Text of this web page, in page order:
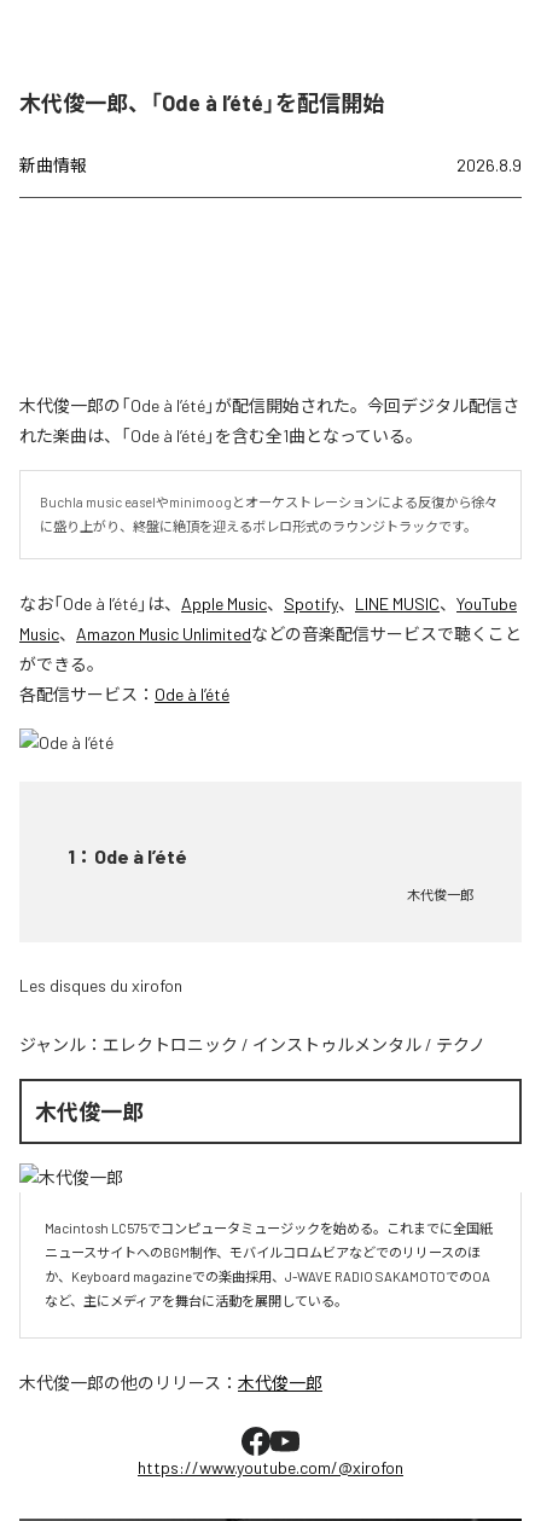
木代俊一郎、「Ode à l’été」を配信開始
新曲情報 2026.8.9
木代俊一郎の「Ode à l’été」が配信開始された。今回デジタル配信さ
れた楽曲は、「Ode à l’été」を含む全1曲となっている。
Buchla music easelやminimoogとオーケストレーションによる反復から徐々
に盛り上がり、終盤に絶頂を迎えるボレロ形式のラウンジトラックです。
なお「Ode à l’été」は、 Apple Music、 Spotify、 LINE MUSIC、 YouTube
Music、 Amazon Music Unlimitedなどの音楽配信サービスで聴くこと
ができる。
各配信サービス： Ode à l’été
1 ： Ode à l’été
木代俊一郎
Les disques du xirofon
ジャンル： エレクトロニック / インストゥルメンタル / テクノ
木代俊一郎
Macintosh LC575でコンピュータミュージックを始める。これまでに全国紙
ニュースサイトへのBGM制作、モバイルコロムビアなどでのリリースのほ
か、Keyboard magazineでの楽曲採用、J-WAVE RADIO SAKAMOTOでのOA
など、主にメディアを舞台に活動を展開している。
木代俊一郎の他のリリース： 木代俊一郎
https://www.youtube.com/@xirofon